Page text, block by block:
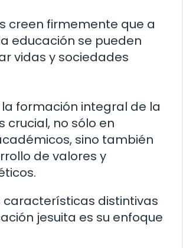
creen firmemente que a
educación se pueden
vidas y sociedades
la formación integral de la
crucial, no sólo en
sino también
de valores y
características distintivas
jesuita es su enfoque